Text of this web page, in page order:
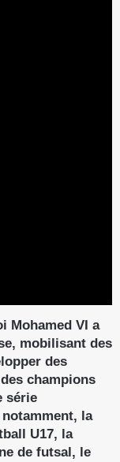
Mohamed VI a
mobilisant des
des
champions
série
notamment, la
U17, la
de futsal, le